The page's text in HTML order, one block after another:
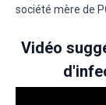
société mère de
Vidéo